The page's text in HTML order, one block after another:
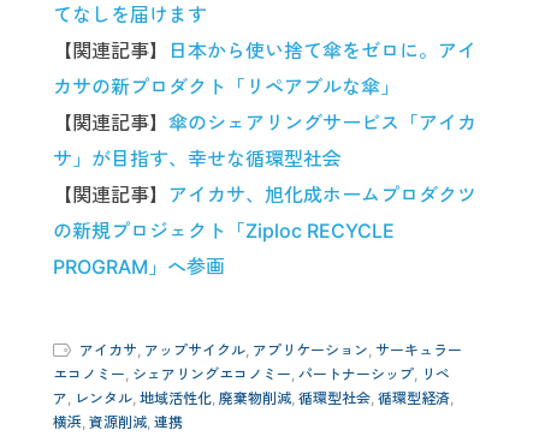
てなしを届けます
【関連記事】
日本から使い捨て傘をゼロに。アイ
カサの新プロダクト「リペアブルな傘」
【関連記事】 傘のシェアリングサービス「アイカ
サ」が目指す、幸せな循環型社会
【関連記事】 アイカサ、旭化成ホームプロダクツ
の新規プロジェクト「Ziploc RECYCLE
PROGRAM」へ参画
アイカサ, アップサイクル, アプリケーション, サーキュラー
エコノミー, シェアリングエコノミー, パートナーシップ, リペ
ア, レンタル, 地域活性化, 廃棄物削減, 循環型社会, 循環型経済,
横浜, 資源削減, 連携